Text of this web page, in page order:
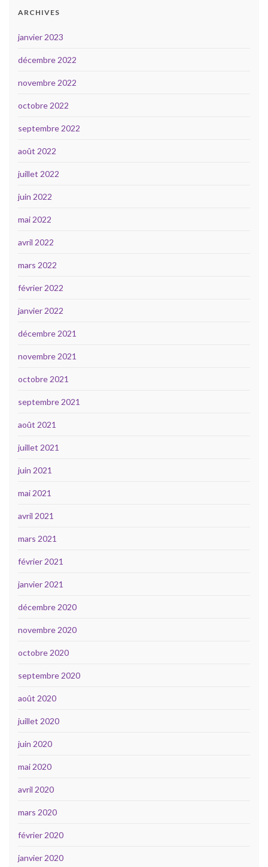
ARCHIVES
janvier 2023
décembre 2022
novembre 2022
octobre 2022
septembre 2022
août 2022
juillet 2022
juin 2022
mai 2022
avril 2022
mars 2022
février 2022
janvier 2022
décembre 2021
novembre 2021
octobre 2021
septembre 2021
août 2021
juillet 2021
juin 2021
mai 2021
avril 2021
mars 2021
février 2021
janvier 2021
décembre 2020
novembre 2020
octobre 2020
septembre 2020
août 2020
juillet 2020
juin 2020
mai 2020
avril 2020
mars 2020
février 2020
janvier 2020